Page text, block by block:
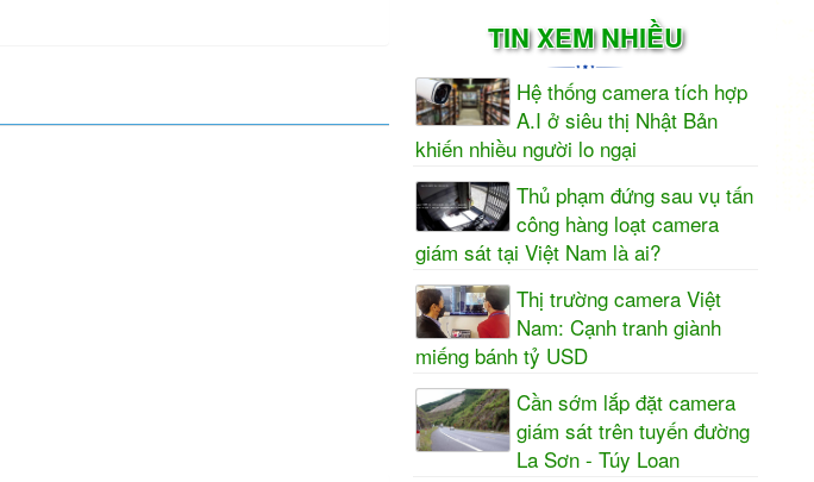
TIN XEM NHIỀU
Hệ thống camera tích hợp
A.I ở siêu thị Nhật Bản
khiến nhiều người lo ngại
Thủ phạm đứng sau vụ tấn
công hàng loạt camera
giám sát tại Việt Nam là ai?
Thị trường camera Việt
Nam: Cạnh tranh giành
miếng bánh tỷ USD
Cần sớm lắp đặt camera
giám sát trên tuyến đường
La Sơn - Túy Loan